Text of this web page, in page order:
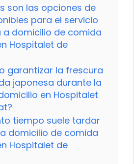
son las opciones de
para el servicio
a domicilio de comida
Hospitalet de
garantizar la frescura
japonesa durante la
en Hospitalet
tiempo suele tardar
domicilio de comida
Hospitalet de